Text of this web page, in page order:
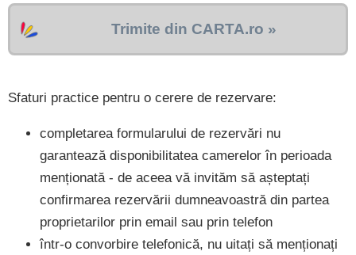
Trimite din CARTA.ro »
Sfaturi practice pentru o cerere de rezervare:
completarea formularului de rezervări nu
garantează disponibilitatea camerelor în perioada
menționată - de aceea vă invităm să așteptați
confirmarea rezervării dumneavoastră din partea
proprietarilor prin email sau prin telefon
într-o convorbire telefonică, nu uitați să menționați